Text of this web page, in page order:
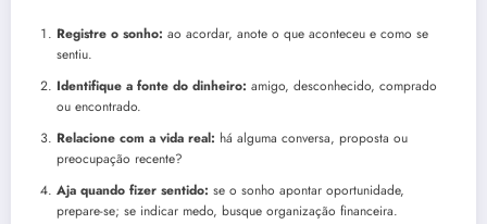
Registre o sonho: ao acordar, anote o que aconteceu e como se
sentiu.
Identifique a fonte do dinheiro: amigo, desconhecido, comprado
ou encontrado.
Relacione com a vida real: há alguma conversa, proposta ou
preocupação recente?
Aja quando fizer sentido: se o sonho apontar oportunidade,
prepare-se; se indicar medo, busque organização financeira.